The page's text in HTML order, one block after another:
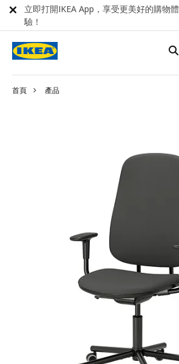
首頁 產品
立即打開IKEA App，享受更美好的購物體
驗！